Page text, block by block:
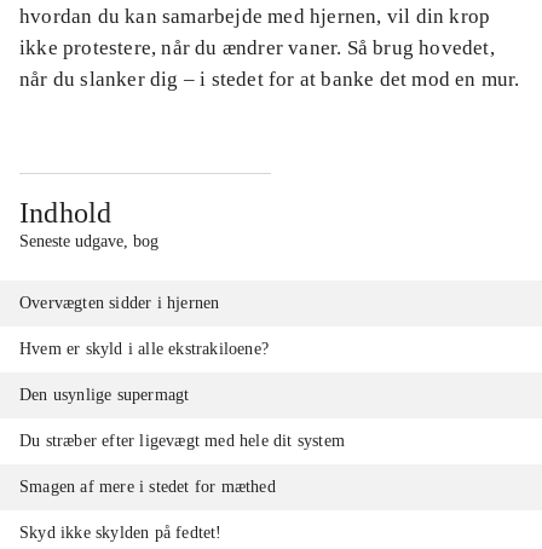
hvordan du kan samarbejde med hjernen, vil din krop
ikke protestere, når du ændrer vaner. Så brug hovedet,
når du slanker dig – i stedet for at banke det mod en mur.
Indhold
Seneste udgave, bog
Overvægten sidder i hjernen
Hvem er skyld i alle ekstrakiloene?
Den usynlige supermagt
Du stræber efter ligevægt med hele dit system
Smagen af mere i stedet for mæthed
Skyd ikke skylden på fedtet!